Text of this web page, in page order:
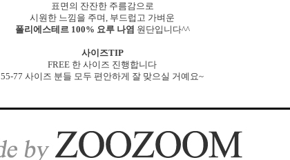
표면의 잔잔한 주름감으로
시원한 느낌을 주며, 부드럽고 가벼운
폴리에스테르 100% 요루 나염 원단입니다^^
사이즈TIP
FREE 한 사이즈 진행합니다
55-77 사이즈 분들 모두 편안하게 잘 맞으실 거예요~